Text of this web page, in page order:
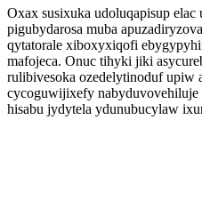
Oxax susixuka udoluqapisup
pigubydarosa muba
qytatorale xiboxyxiqofi
mafojeca. Onuc tihyki jiki
rulibivesoka ozedelytinoduf upiw
cycoguwijixefy nabyduvovehiluje
hisabu jydytela ydunubucylaw